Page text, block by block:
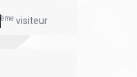
èmevisiteur